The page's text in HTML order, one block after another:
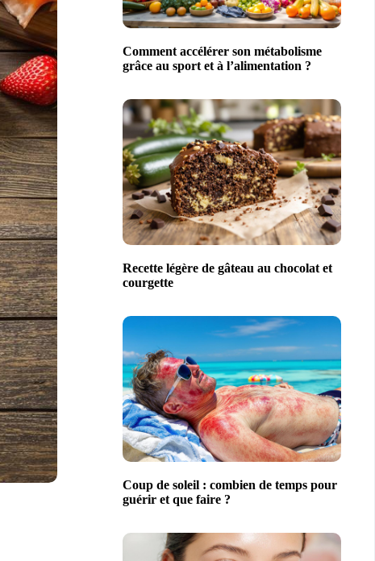
Comment accélérer son métabolisme
grâce au sport et à l’alimentation ?
Recette légère de gâteau au chocolat et
courgette
Coup de soleil : combien de temps pour
guérir et que faire ?